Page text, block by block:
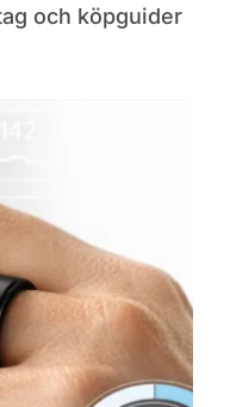
och köpguider